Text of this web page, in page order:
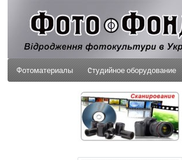
Фотоматериалы Cтудийное оборудование